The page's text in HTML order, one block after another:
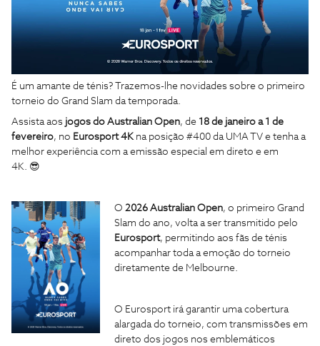
É um amante de ténis? Trazemos-lhe novidades sobre o primeiro
torneio do Grand Slam da temporada.
Assista aos jogos do Australian Open, de 18 de janeiro a 1 de
fevereiro, no Eurosport 4Kna posição #400 da UMA TV e tenha a
melhor experiência com a emissão especial em direto e em
4K. 😎
O 2026 Australian Open, o primeiro Grand
Slam do ano, volta a ser transmitido pelo
Eurosport, permitindo aos fãs de ténis
acompanhar toda a emoção do torneio
diretamente de Melbourne.
O Eurosport irá garantir uma cobertura
alargada do torneio, com transmissões em
direto dos jogos nos emblemáticos